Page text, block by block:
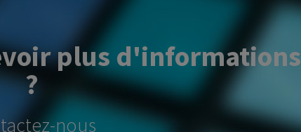
plus d'informations
?
nous